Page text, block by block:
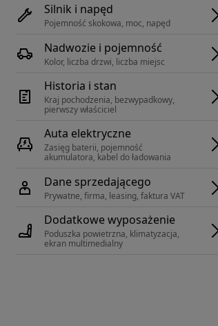
Silnik i napęd
Pojemność skokowa, moc, napęd
Nadwozie i pojemność
Kolor, liczba drzwi, liczba miejsc
Historia i stan
Kraj pochodzenia, bezwypadkowy,
pierwszy właściciel
Auta elektryczne
Zasięg baterii, pojemność
akumulatora, kabel do ładowania
Dane sprzedającego
Prywatne, firma, leasing, faktura VAT
Dodatkowe wyposażenie
Poduszka powietrzna, klimatyzacja,
ekran multimedialny